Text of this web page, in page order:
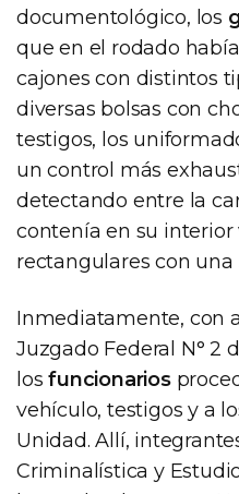
documentológico, los
que en el rodado
cajones con distintos
diversas bolsas con
testigos, los
un control más
detectando entre la
contenía en su interior
rectangulares con
Inmediatamente, con
Juzgado Federal N° 2
losfuncionarios
vehículo, testigos y a
Unidad. Allí,
Criminalística y